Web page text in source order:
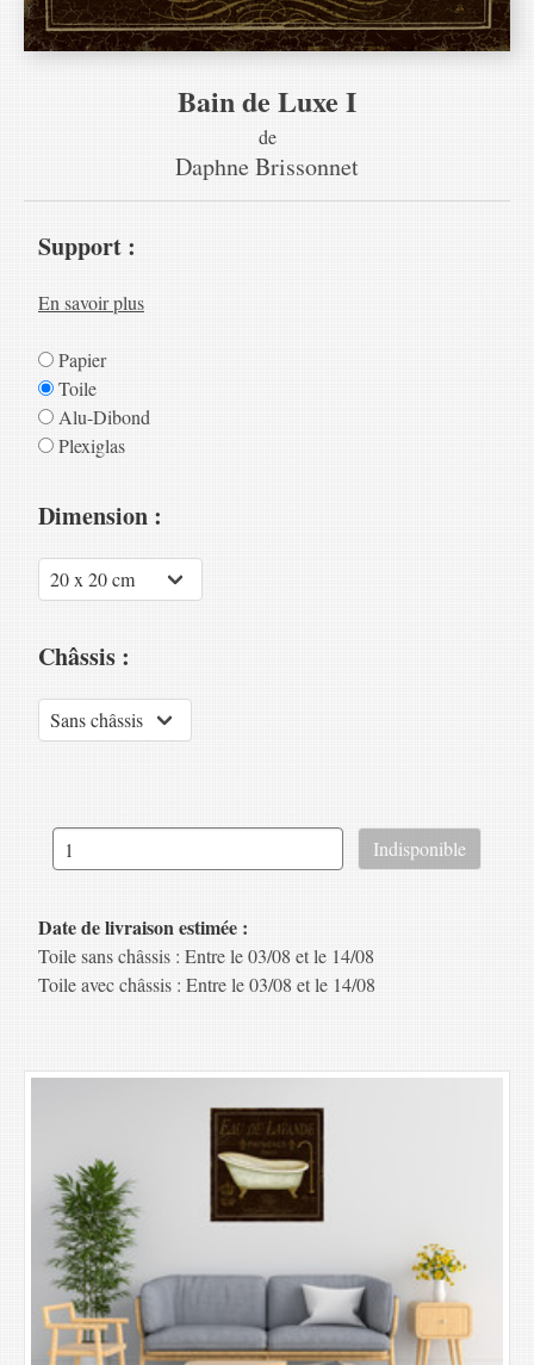
Bain de Luxe I
de
Daphne Brissonnet
Support :
En savoir plus
Papier
Toile
Alu-Dibond
Plexiglas
Dimension :
Châssis :
Date de livraison estimée :
Toile sans châssis : Entre le 03/08 et le 14/08
Toile avec châssis : Entre le 03/08 et le 14/08